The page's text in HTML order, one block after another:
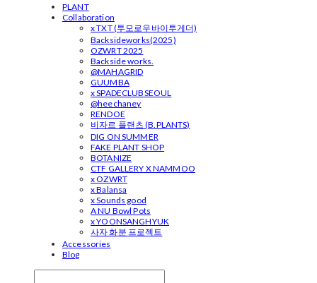
PLANT
Collaboration
x TXT (투모로우바이투게더)
Backsideworks(2025)
OZWRT 2025
Backside works.
@MAHAGRID
GUUMBA
x SPADECLUBSEOUL
@heechaney
RENDOE
비자르 플랜츠 (B.PLANTS)
DIG ON SUMMER
FAKE PLANT SHOP
BOTANIZE
CTF GALLERY X NAMMOO
x OZWRT
x Balansa
x Sounds good
A NU Bowl Pots
x YOONSANGHYUK
사자 화분 프로젝트
Accessories
Blog